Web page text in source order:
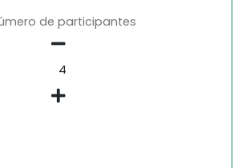
de participantes